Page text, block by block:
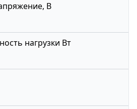
В
нагрузки Вт